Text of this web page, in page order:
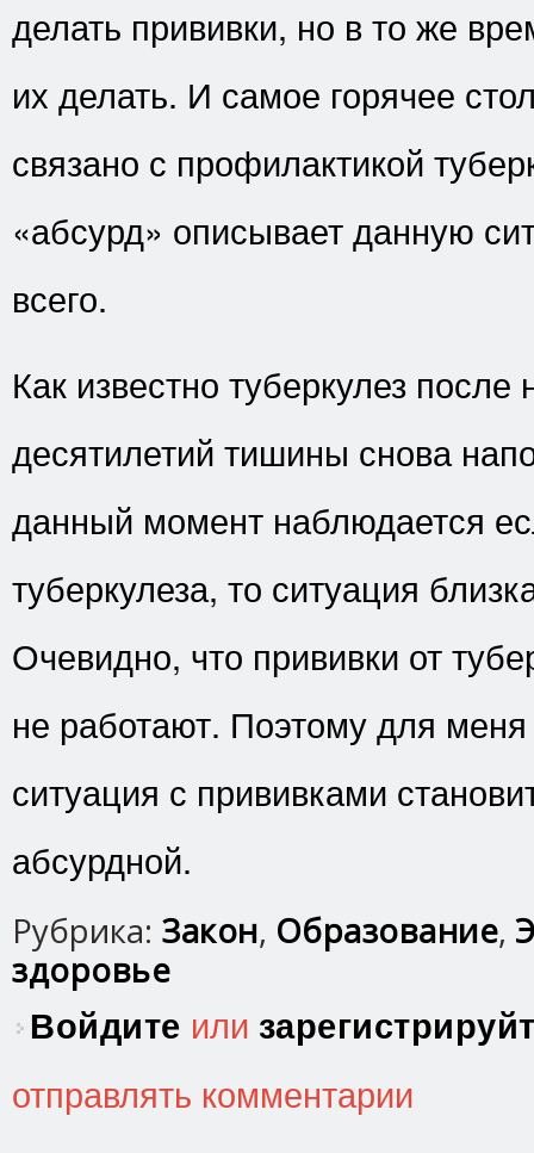
делать прививки, но в то же
их делать. И самое горячее
связано с профилактикой
«абсурд» описывает данную
всего.
Как известно туберкулез после
десятилетий тишины снова
данный момент наблюдается
туберкулеза, то ситуация
Очевидно, что прививки от
не работают. Поэтому для меня
ситуация с прививками
абсурдной.
Рубрика: Закон, Образование,
здоровье
Войдите или
отправлять комментарии